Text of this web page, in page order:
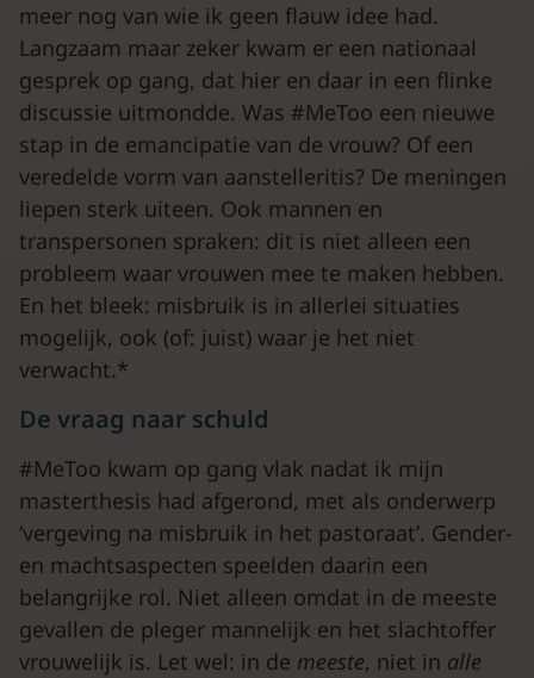
meer nog van wie ik geen flauw idee had.
Langzaam maar zeker kwam er een nationaal
gesprek op gang, dat hier en daar in een flinke
discussie uitmondde. Was #MeToo een nieuwe
stap in de emancipatie van de vrouw? Of een
veredelde vorm van aanstelleritis? De meningen
liepen sterk uiteen. Ook mannen en
transpersonen spraken: dit is niet alleen een
probleem waar vrouwen mee te maken hebben.
En het bleek: misbruik is in allerlei situaties
mogelijk, ook (of: juist) waar je het niet
verwacht.*
De vraag naar schuld
#MeToo kwam op gang vlak nadat ik mijn
masterthesis had afgerond, met als onderwerp
‘vergeving na misbruik in het pastoraat’. Gender-
en machtsaspecten speelden daarin een
belangrijke rol. Niet alleen omdat in de meeste
gevallen de pleger mannelijk en het slachtoffer
vrouwelijk is. Let wel: in de meeste, niet in alle